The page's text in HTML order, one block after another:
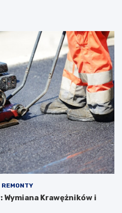
REMONTY
Krawężników i